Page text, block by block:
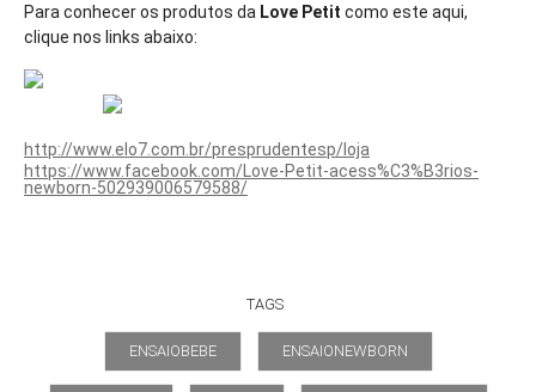
Para conhecer os produtos da Love Petit como este aqui,
clique nos links abaixo:
http://www.elo7.com.br/presprudentesp/loja
https://www.facebook.com/Love-Petit-acess%C3%B3rios-
newborn-502939006579588/
TAGS
ENSAIOBEBE ENSAIONEWBORN